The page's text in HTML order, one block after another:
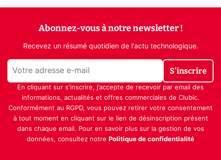
Abonnez-vous à notre newsletter !
Recevez un résumé quotidien de l'actu technologique.
S'inscrire
En cliquant sur s'inscrire, j’accepte de recevoir par email des
informations, actualités et offres commerciales de Clubic.
Conformément au RGPD, vous pouvez retirer votre consentement
à tout moment en cliquant sur le lien de désinscription présent
dans chaque email. Pour en savoir plus sur la gestion de vos
données, consultez notre Politique de confidentialité